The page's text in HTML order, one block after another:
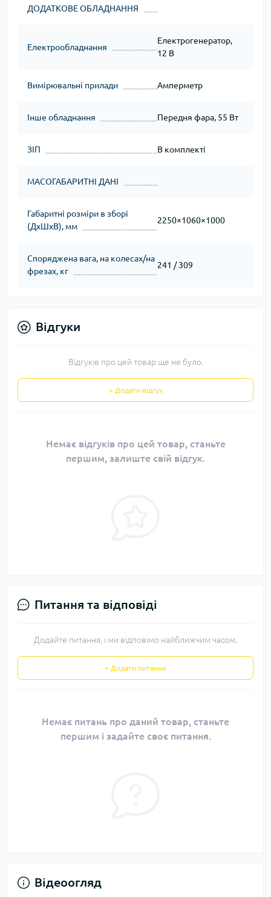
ДОДАТКОВЕ ОБЛАДНАННЯ
Електрообладнання
Електрогенератор,
12 В
Вимірювальні прилади Амперметр
Інше обладнання Передня фара, 55 Вт
ЗІП В комплекті
МАСОГАБАРИТНІ ДАНІ
Габаритні розміри в зборі
(ДхШхВ), мм
2250×1060×1000
Споряджена вага, на колесах/на
фрезах, кг
241 / 309
Відгуки
Відгуків про цей товар ще не було.
+ Додати відгук
Немає відгуків про цей товар, станьте
першим, залиште свій відгук.
Питання та відповіді
Додайте питання, і ми відповімо найближчим часом.
+ Додати питання
Немає питань про даний товар, станьте
першим і задайте своє питання.
Відеоогляд